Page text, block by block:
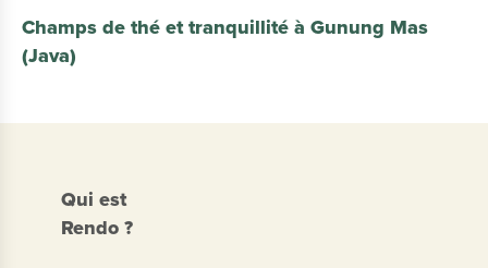
Champs de thé et tranquillité à Gunung Mas
(Java)
Qui est
Rendo ?